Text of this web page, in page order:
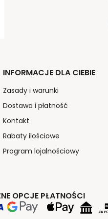
INFORMACJE DLA CIEBIE
Zasady i warunki
Dostawa i płatność
Kontakt
Rabaty ilościowe
Program lojalnościowy
OPCJE PŁATNOŚCI